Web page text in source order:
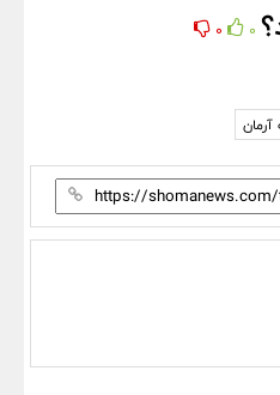
0
0
آرمان